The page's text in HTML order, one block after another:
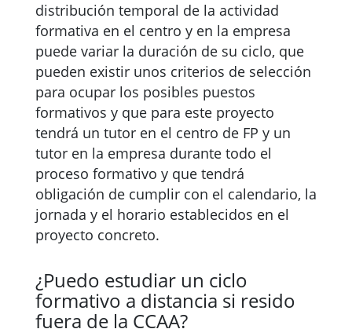
distribución temporal de la actividad
formativa en el centro y en la empresa
puede variar la duración de su ciclo, que
pueden existir unos criterios de selección
para ocupar los posibles puestos
formativos y que para este proyecto
tendrá un tutor en el centro de FP y un
tutor en la empresa durante todo el
proceso formativo y que tendrá
obligación de cumplir con el calendario, la
jornada y el horario establecidos en el
proyecto concreto.
¿Puedo estudiar un ciclo
formativo a distancia si resido
fuera de la CCAA?